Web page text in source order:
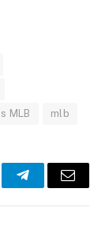
MLB mlb
TelegramEmail